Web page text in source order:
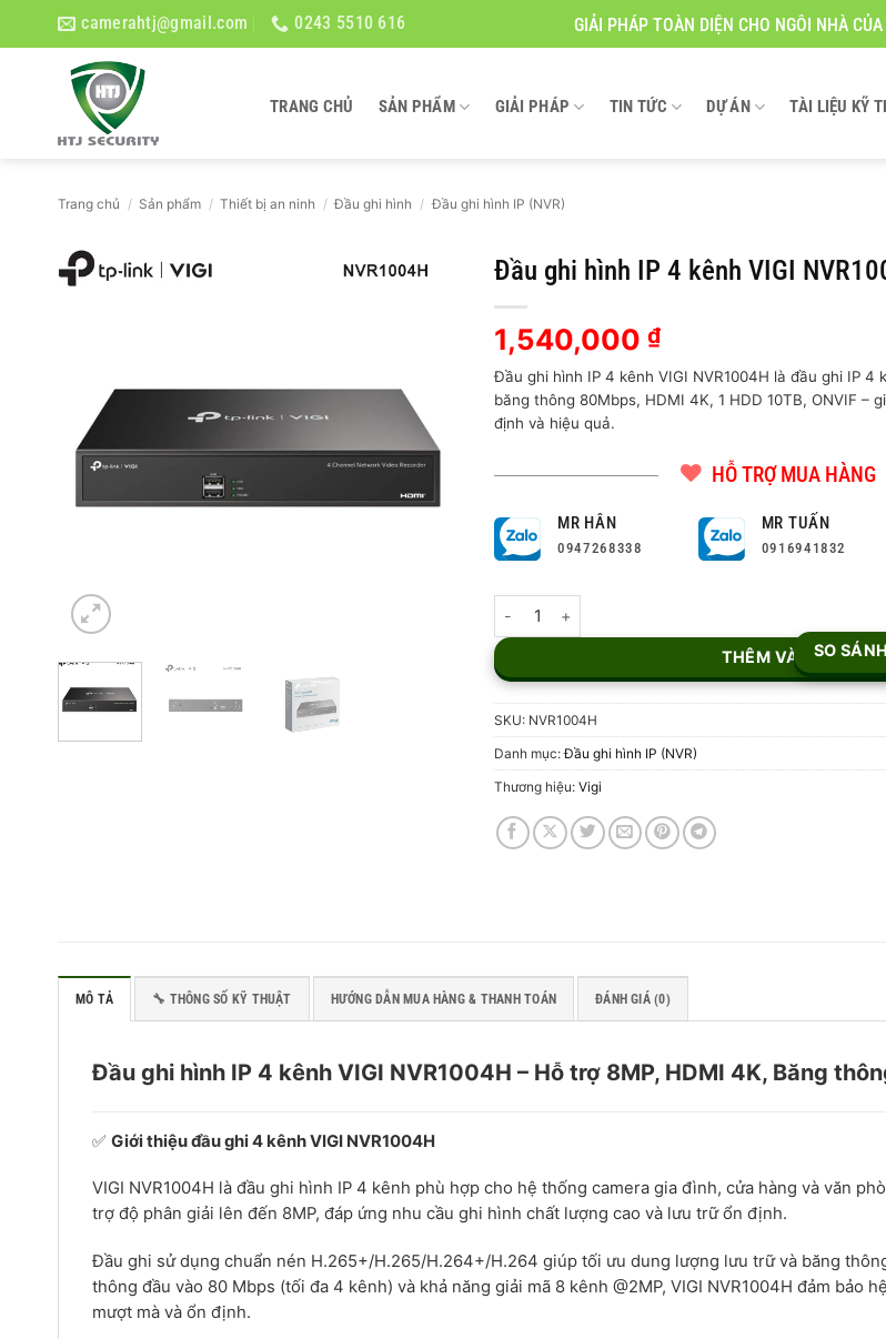
camerahtj@gmail.com 0243 5510 616 GIẢI PHÁP TOÀN DIỆN CHO NGÔI NHÀ
TRANG CHỦ SẢN PHẨM GIẢI PHÁP TIN TỨC DỰ ÁN TÀI LIỆU KỸ
Trang chủ / Sản phẩm / Thiết bị an ninh / Đầu ghi hình / Đầu ghi hình IP (NVR)
Đầu ghi hình IP 4 kênh VIGI
1,540,000₫
Đầu ghi hình IP 4 kênh VIGI NVR1004H là đầu ghi IP 4
băng thông 80Mbps, HDMI 4K, 1 HDD 10TB, ONVIF –
định và hiệu quả.
HỖ TRỢ MUA HÀNG
MR HÂN
0947268338
MR TUẤN
0916941832
Đầu ghi hình IP 4 kênh VIGI NVR1004H số lượng
THÊM VÀO GIỎSO SÁNH
SKU: NVR1004H
Danh mục:Đầu ghi hình IP (NVR)
Thương hiệu:Vigi
MÔ TẢ 🔧 THÔNG SỐ KỸ THUẬT HƯỚNG DẪN MUA HÀNG & THANH TOÁN ĐÁNH GIÁ (0)
Đầu ghi hình IP 4 kênh VIGI NVR1004H – Hỗ trợ 8MP, HDMI 4K, Băng
✅ Giới thiệu đầu ghi 4 kênh VIGI NVR1004H
VIGI NVR1004H là đầu ghi hình IP 4 kênh phù hợp cho hệ thống camera gia đình, cửa hàng và văn
trợ độ phân giải lên đến 8MP, đáp ứng nhu cầu ghi hình chất lượng cao và lưu trữ ổn định.
Đầu ghi sử dụng chuẩn nén H.265+/H.265/H.264+/H.264 giúp tối ưu dung lượng lưu trữ và băng
thông đầu vào 80 Mbps (tối đa 4 kênh) và khả năng giải mã 8 kênh @2MP, VIGI NVR1004H đảm bảo
mượt mà và ổn định.